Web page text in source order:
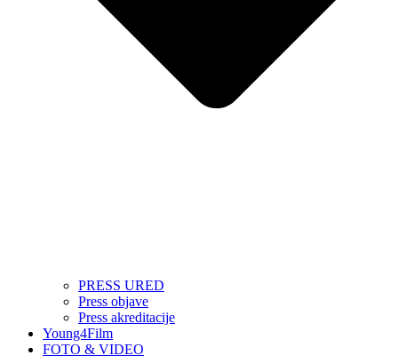
PRESS URED
Press objave
Press akreditacije
Young4Film
FOTO & VIDEO